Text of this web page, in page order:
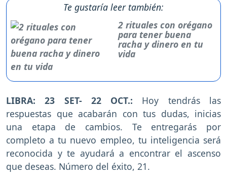
Te gustaría leer también:
2 rituales con orégano
para tener buena
racha y dinero en tu
vida
LIBRA: 23 SET- 22 OCT.: Hoy tendrás las
respuestas que acabarán con tus dudas, inicias
una etapa de cambios. Te entregarás por
completo a tu nuevo empleo, tu inteligencia será
reconocida y te ayudará a encontrar el ascenso
que deseas. Número del éxito, 21.